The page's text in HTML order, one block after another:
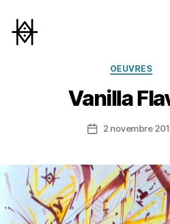
OEUVRES
Vanilla
Date2 novembre